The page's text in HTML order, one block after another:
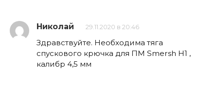
Николай 29.11.2020 в 20:46
Здравствуйте. Необходима тяга
спускового крючка для ПМ Smersh H1 ,
калибр 4,5 мм